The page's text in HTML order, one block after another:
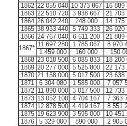
1862 22 055 040 10 373 867
16 889
1863 22 510 720 3 938 667
21 703
1864 26 042 240 248 000
14 175
1865 38 933 440 5 749 333
26 920
1866 24 767 040 6 611 200
21 889
1867*
11 697 280 1 785 067
8 970
1 459 000
160 000
150
1868 23 018 500 6 085 833
18 200
1869 20 277 000 5 525 800
22 173
1870 21 158 000 5 017 500
23 638
1871
6 304 080 1 585 000
7 057
1872 11 890 000 3 017 500
12 733
1873 13 052 100 4 704 167
7 363
1874 12 878 500 4 419 167
8 551
1875 19 623 900 3 595 000
10 451
1876
5 329 000 890 000 2 905